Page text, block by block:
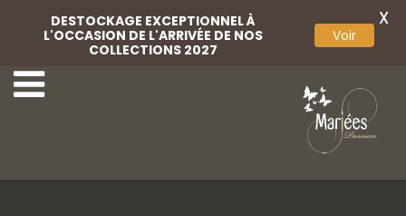
1-Rembo Styling 3-Rembo Styling
DESTOCKAGE EXCEPTIONNEL À
L'OCCASION DE L'ARRIVÉE DE NOS
COLLECTIONS 2027
Voir
X